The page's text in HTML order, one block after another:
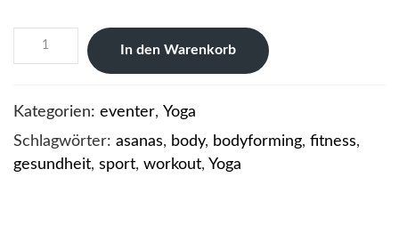
Yoga
Bodyforming
Menge
In den Warenkorb
Kategorien: eventer, Yoga
Schlagwörter: asanas, body, bodyforming, fitness,
gesundheit, sport, workout, Yoga